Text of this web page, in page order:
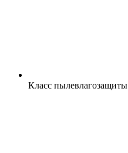
Класс пылевлагозащиты